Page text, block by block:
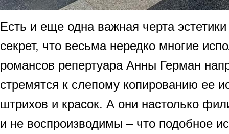
Есть и еще одна важная черта
секрет, что весьма нередко многие
романсов репертуара Анны Герман
стремятся к слепому копированию ее
штрихов и красок. А они настолько
и не воспроизводимы – что подобное